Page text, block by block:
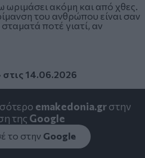
ωριμάσει ακόμη και από χθες.
του ανθρώπου είναι σαν
ποτέ γιατί, αν
14.06.2026
emakedonia.grστην
της Google
το στην Google